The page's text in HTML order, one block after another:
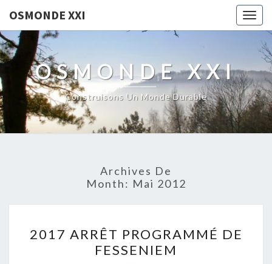
OSMONDE XXI
OSMONDE XXI
Construisons Un Monde Durable
Archives De
Month: Mai 2012
ARRÊT
PROGRAMMÉ
2017 ARRÊT PROGRAMMÉ DE
FESSENIEM